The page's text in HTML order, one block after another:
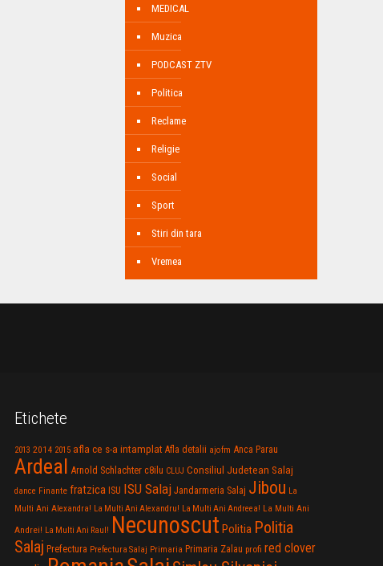
MEDICAL
Muzica
PODCAST ZTV
Politica
Reclame
Religie
Social
Sport
Stiri din tara
Vremea
Etichete
2013 2014 2015 afla ce s-a intamplat Afla detalii ajofm Anca Parau
Ardeal Arnold Schlachter c8ilu CLUJ Consiliul Judetean Salaj
dance Finante fratzica ISU ISU Salaj Jandarmeria Salaj Jibou La
Multi Ani Alexandra! La Multi Ani Alexandru! La Multi Ani Andreea! La Multi Ani
Andrei! La Multi Ani Raul! Necunoscut Politia Politia
Salaj Prefectura Prefectura Salaj Primaria Primaria Zalau profi red clover